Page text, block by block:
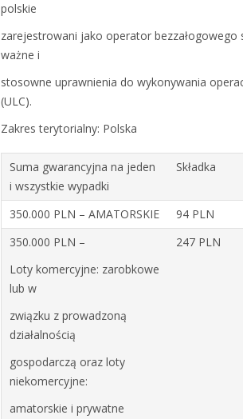
polskie
zarejestrowani jako operator
ważne i
stosowne uprawnienia do wykonywania
(ULC).
Zakres terytorialny: Polska
Suma gwarancyjna na jeden
i wszystkie wypadki
Składka
350.000 PLN – AMATORSKIE
94 PLN
350.000 PLN –
Loty komercyjne: zarobkowe
lub w
związku z prowadzoną
działalnością
gospodarczą oraz loty
niekomercyjne:
amatorskie i prywatne
247 PLN